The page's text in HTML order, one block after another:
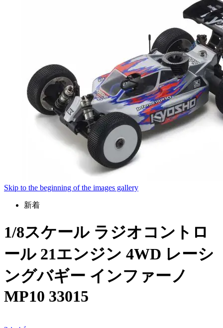
Skip to the beginning of the images gallery
新着
1/8スケール ラジオコントロ
ール 21エンジン 4WD レーシ
ングバギー インファーノ
MP10 33015